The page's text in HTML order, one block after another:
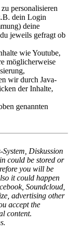
personalisieren
dein Login
deine
jeweils gefragt ob
wie Youtube,
möglicherweise
wir durch Java-
der Inhalte,
genannten
System, Diskussion
could be stored or
you will be
it could happen
Soundcloud,
advertising other
accept the
content.